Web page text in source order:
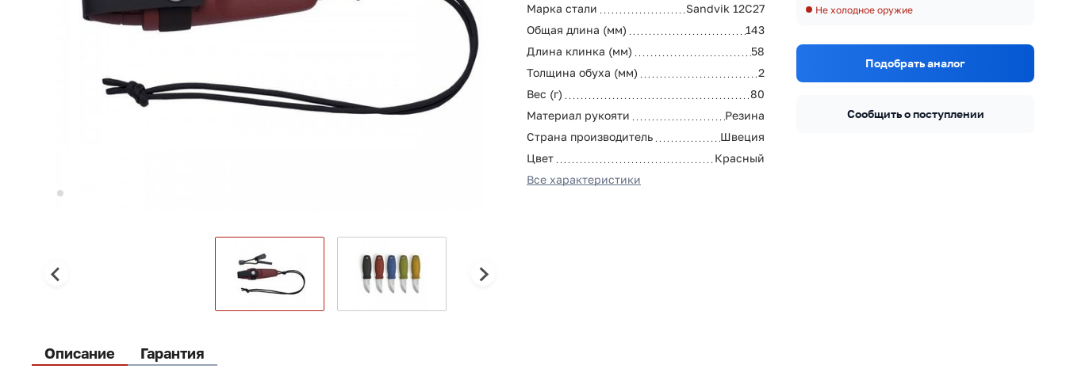
Марка стали
Sandvik 12C27
Общая длина (мм)
143
Длина клинка (мм)
58
Толщина обуха (мм)
2
Вес (г)
80
Материал рукояти
Резина
Страна производитель
Швеция
Цвет
Красный
Все характеристики
Не холодное оружие
Подобрать аналог
Сообщить о поступлении
Описание Гарантия